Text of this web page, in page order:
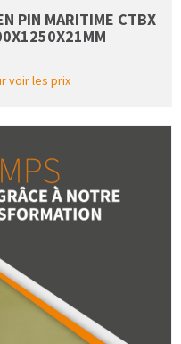
PIN MARITIME CTBX
voir les prix